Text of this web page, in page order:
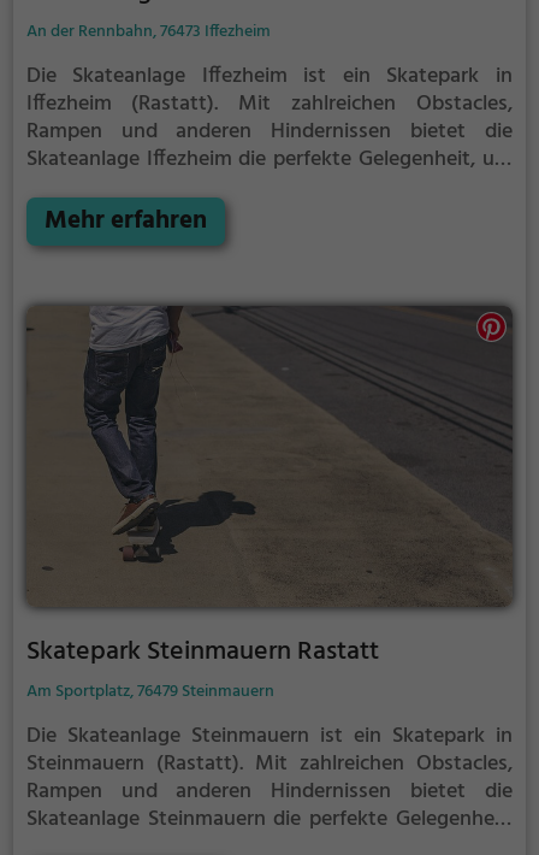
An der Rennbahn, 76473 Iffezheim
Die Skateanlage Iffezheim ist ein Skatepark in
Iffezheim (Rastatt). Mit zahlreichen Obstacles,
Rampen und anderen Hindernissen bietet die
Skateanlage Iffezheim die perfekte Gelegenheit, um
erfahrener Skater oder Anfänger, die Skateanlage
Iffezheim hat für jeden etwas zu bieten - ganz egal,
Tricks angeben möchtest.
Mehr erfahren
Skatepark Steinmauern Rastatt
Am Sportplatz, 76479 Steinmauern
Die Skateanlage Steinmauern ist ein Skatepark in
Steinmauern (Rastatt). Mit zahlreichen Obstacles,
Rampen und anderen Hindernissen bietet die
Skateanlage Steinmauern die perfekte Gelegenheit,